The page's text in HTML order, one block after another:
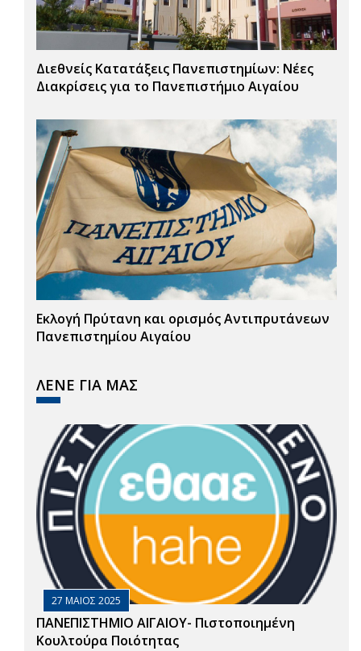
Διεθνείς Κατατάξεις Πανεπιστημίων: Νέες
Διακρίσεις για το Πανεπιστήμιο Αιγαίου
Εκλογή Πρύτανη και ορισμός Αντιπρυτάνεων
Πανεπιστημίου Αιγαίου
ΛΕΝΕ ΓΙΑ ΜΑΣ
27 ΜΑΙΟΣ 2025
ΠΑΝΕΠΙΣΤΗΜΙΟ ΑΙΓΑΙΟΥ- Πιστοποιημένη
Κουλτούρα Ποιότητας